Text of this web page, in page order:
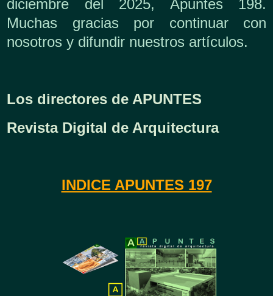
diciembre del 2025, Apuntes 198.
Muchas gracias por continuar con
nosotros y difundir nuestros artículos.
Los directores de APUNTES
Revista Digital de Arquitectura
INDICE APUNTES 197